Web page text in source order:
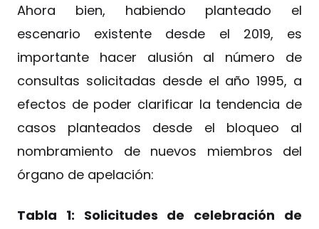
Ahora bien, habiendo planteado el
escenario existente desde el 2019, es
importante hacer alusión al número de
consultas solicitadas desde el año 1995, a
efectos de poder clarificar la tendencia de
casos planteados desde el bloqueo al
nombramiento de nuevos miembros del
órgano de apelación:
Tabla 1: Solicitudes de celebración de